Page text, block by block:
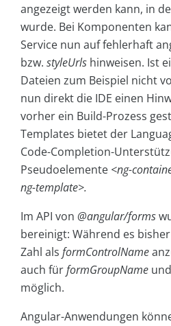
angezeigt werden kann, in
wurde. Bei Komponenten
Service nun auf fehlerhaft
bzw. styleUrls hinweisen. Ist
Dateien zum Beispiel nicht
nun direkt die IDE einen
vorher ein Build-Prozess
Templates bietet der
Code-Completion-
Pseudoelemente <ng-
ng-template>.
Im API von @angular/forms
bereinigt: Während es
Zahl als formControlName
auch fürformGroupName und
möglich.
Angular-Anwendungen